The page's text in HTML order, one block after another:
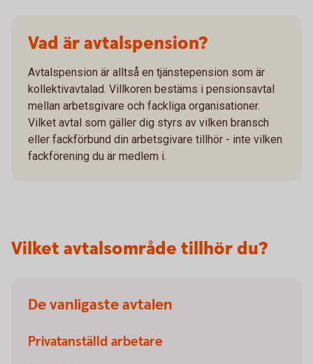
Vad är avtalspension?
Avtalspension är alltså en tjänstepension som är
kollektivavtalad. Villkoren bestäms i pensionsavtal
mellan arbetsgivare och fackliga organisationer.
Vilket avtal som gäller dig styrs av vilken bransch
eller fackförbund din arbetsgivare tillhör - inte vilken
fackförening du är medlem i.
Vilket avtalsområde tillhör du?
De vanligaste avtalen
Privatanställd arbetare